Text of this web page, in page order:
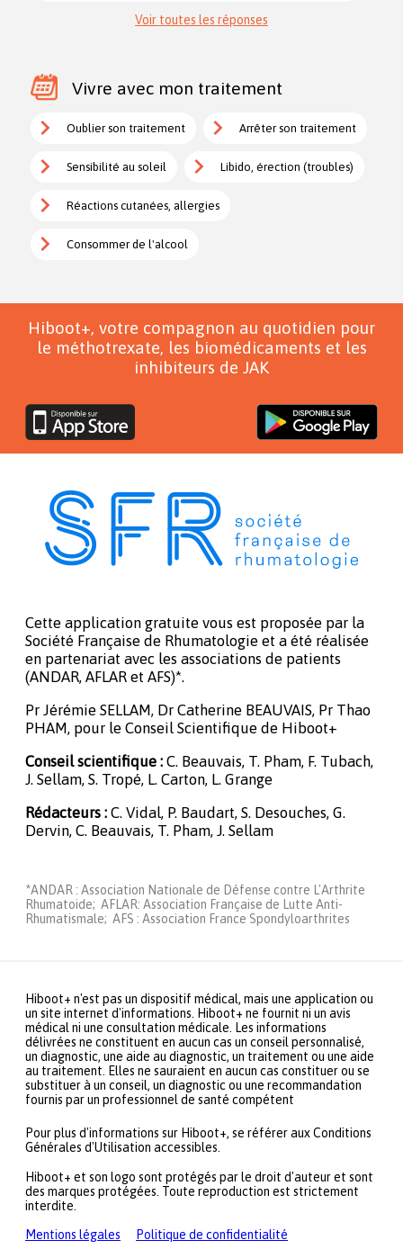
Voir toutes les réponses
Vivre avec mon traitement
Oublier son traitement Arrêter son traitement
Sensibilité au soleil Libido, érection (troubles)
Réactions cutanées, allergies
Consommer de l'alcool
Hiboot+, votre compagnon au quotidien pour
le méthotrexate, les biomédicaments et les
inhibiteurs de JAK
Cette application gratuite vous est proposée par la
Société Française de Rhumatologie et a été réalisée
en partenariat avec les associations de patients
(ANDAR, AFLAR et AFS)*.
Pr Jérémie SELLAM, Dr Catherine BEAUVAIS, Pr Thao
PHAM, pour le Conseil Scientifique de Hiboot+
Conseil scientifique : C. Beauvais, T. Pham, F. Tubach,
J. Sellam, S. Tropé, L. Carton, L. Grange
Rédacteurs : C. Vidal, P. Baudart, S. Desouches, G.
Dervin, C. Beauvais, T. Pham, J. Sellam
*ANDAR : Association Nationale de Défense contre L'Arthrite
Rhumatoide; AFLAR: Association Française de Lutte Anti-
Rhumatismale; AFS : Association France Spondyloarthrites
Hiboot+ n'est pas un dispositif médical, mais une application ou
un site internet d'informations. Hiboot+ ne fournit ni un avis
médical ni une consultation médicale. Les informations
délivrées ne constituent en aucun cas un conseil personnalisé,
un diagnostic, une aide au diagnostic, un traitement ou une aide
au traitement. Elles ne sauraient en aucun cas constituer ou se
substituer à un conseil, un diagnostic ou une recommandation
fournis par un professionnel de santé compétent
Pour plus d'informations sur Hiboot+, se référer aux Conditions
Générales d'Utilisation accessibles.
Hiboot+ et son logo sont protégés par le droit d'auteur et sont
des marques protégées. Toute reproduction est strictement
interdite.
Mentions légales
Politique de confidentialité